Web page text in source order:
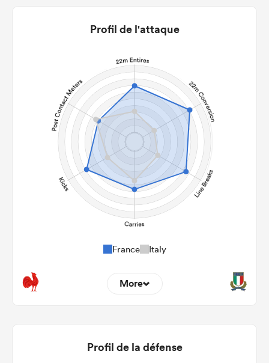
Profil de l'attaque
France Italy
More
22m Conversion
Profil de la défense